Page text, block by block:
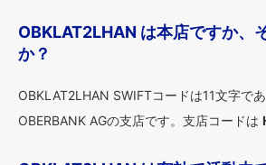
OBKLAT2LHAN は本店ですか、
か？
OBKLAT2LHAN SWIFTコードは11文字であ
OBERBANK AGの支店です。支店コードは